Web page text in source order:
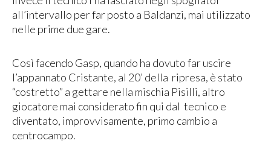
all’intervallo per far posto a Baldanzi, mai utilizzato
nelle prime due gare.
Così facendo Gasp, quando ha dovuto far uscire
l’appannato Cristante, al 20’ della ripresa, è stato
“costretto” a gettare nella mischia Pisilli, altro
giocatore mai considerato fin qui dal tecnico e
diventato, improvvisamente, primo cambio a
centrocampo.